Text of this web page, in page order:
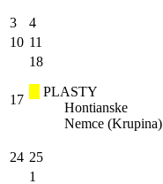
3 4
10 11
17
18
PLASTY
Hontianske
Nemce (Krupina)
24 25
1